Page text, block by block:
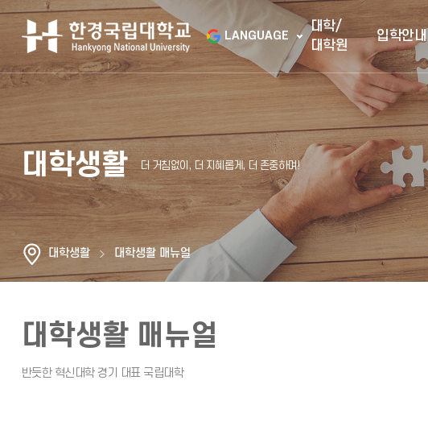
LANGUAGE
대학/
대학원
입학안내
대학생활
대학생활 대학생활 매뉴얼
대학생활 매뉴얼